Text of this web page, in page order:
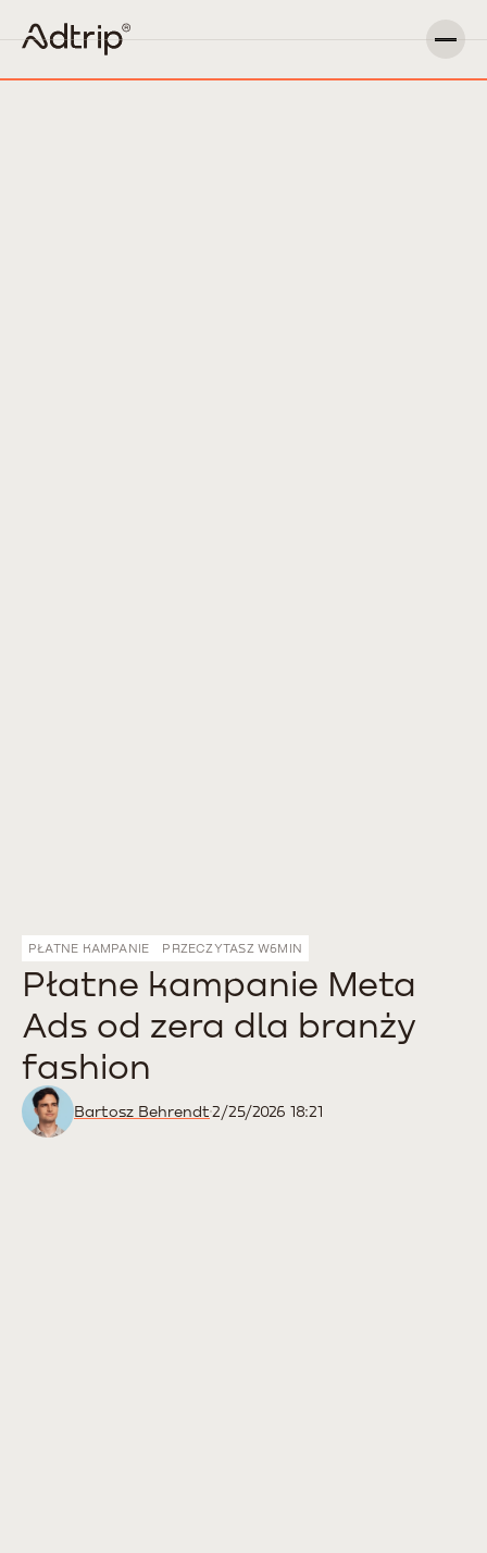
PŁATNE KAMPANIE PRZECZYTASZ W6MIN
Płatne kampanie Meta
Ads od zera dla branży
fashion
Bartosz Behrendt2/25/2026 18:21